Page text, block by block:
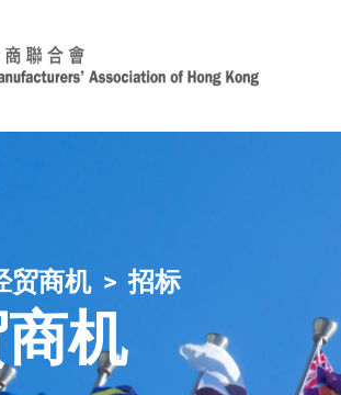
贸商机 招标
机